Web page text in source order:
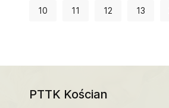
10 11 12 13
PTTK Kościan